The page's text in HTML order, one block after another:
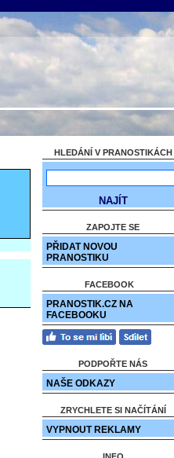
HLEDÁNÍ V PRANOSTIKÁCH
ZAPOJTE SE
PŘIDAT NOVOU
PRANOSTIKU
FACEBOOK
PRANOSTIK.CZ NA
FACEBOOKU
PODPOŘTE NÁS
NAŠE ODKAZY
ZRYCHLETE SI NAČÍTÁNÍ
VYPNOUT REKLAMY